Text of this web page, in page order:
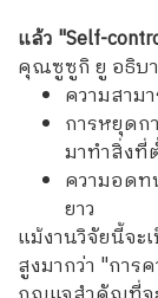
แล้ว "Self-
คุณซูซูกิ ยู อธิบ
ความสาม
การหยุด
มาทำสิ่งที่
ความอดท
ยาว
แม้งานวิจัยนี้จะ
สูงมากว่า "กา